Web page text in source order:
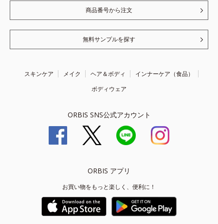
商品番号から注文
無料サンプルを探す
スキンケア メイク ヘア＆ボディ
インナーケア（食品）
ボディウェア
ORBIS SNS公式アカウント
ORBIS アプリ
お買い物をもっと楽しく、便利に！